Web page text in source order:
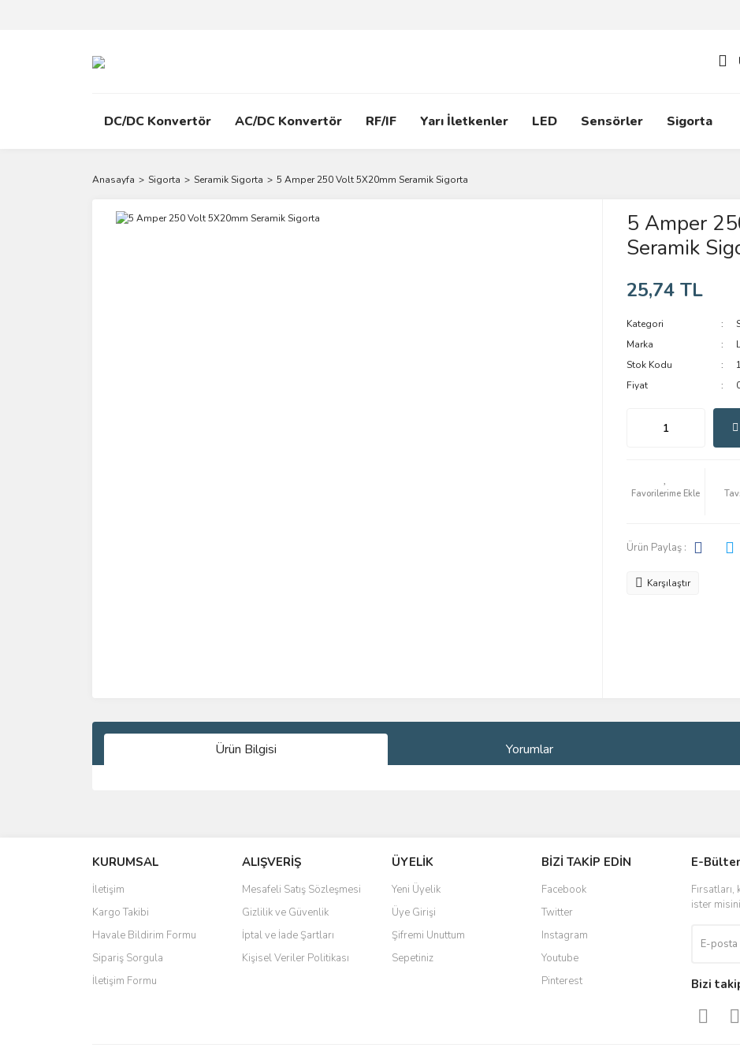
DC/DC Konvertör AC/DC Konvertör RF/IF Yarı İletkenler LED Sensörler Sigorta
Anasayfa Sigorta Seramik Sigorta 5 Amper 250 Volt 5X20mm Seramik Sigorta
5 Amper
Seramik
25,74 TL
Kategori
Marka
Stok Kodu
Fiyat
Ürün Paylaş :
Karşılaştır
Ürün Bilgisi Yorumlar
Ürün resmi kalitesiz, bozuk veya görüntülenemiyor.
Ürün açıklamasında eksik bilgiler bulunuyor.
Ürün bilgilerinde hatalar bulunuyor.
Ürün fiyatı diğer sitelerden daha pahalı.
Bu ürüne benzer farklı alternatifler olmalı.
KURUMSAL
İletişim
Kargo Takibi
Havale Bildirim Formu
Sipariş Sorgula
İletişim Formu
ALIŞVERİŞ
Mesafeli Satış Sözleşmesi
Gizlilik ve Güvenlik
İptal ve İade Şartları
Kişisel Veriler Politikası
ÜYELİK
Yeni Üyelik
Üye Girişi
Şifremi Unuttum
Sepetiniz
BİZİ TAKİP EDİN
Facebook
Twitter
Instagram
Youtube
Pinterest
E-
ister
Bizi